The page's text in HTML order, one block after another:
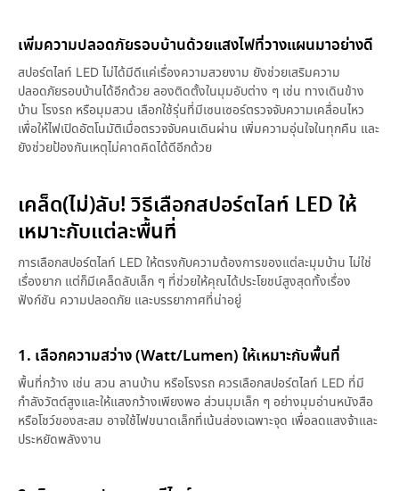
เพิ่มความปลอดภัยรอบบ้านด้วยแสงไฟที่วางแผนมาอย่างดี
สปอร์ตไลท์ LED ไม่ได้มีดีแค่เรื่องความสวยงาม ยังช่วยเสริมความ
ปลอดภัยรอบบ้านได้อีกด้วย ลองติดตั้งในมุมอับต่าง ๆ เช่น ทางเดินข้าง
บ้าน โรงรถ หรือมุมสวน เลือกใช้รุ่นที่มีเซนเซอร์ตรวจจับความเคลื่อนไหว
เพื่อให้ไฟเปิดอัตโนมัติเมื่อตรวจจับคนเดินผ่าน เพิ่มความอุ่นใจในทุกคืน และ
ยังช่วยป้องกันเหตุไม่คาดคิดได้ดีอีกด้วย
เคล็ด(ไม่)ลับ! วิธีเลือกสปอร์ตไลท์ LED ให้
เหมาะกับแต่ละพื้นที่
การเลือกสปอร์ตไลท์ LED ให้ตรงกับความต้องการของแต่ละมุมบ้าน ไม่ใช่
เรื่องยาก แต่ก็มีเคล็ดลับเล็ก ๆ ที่ช่วยให้คุณได้ประโยชน์สูงสุดทั้งเรื่อง
ฟังก์ชัน ความปลอดภัย และบรรยากาศที่น่าอยู่
1. เลือกความสว่าง (Watt/Lumen) ให้เหมาะกับพื้นที่
พื้นที่กว้าง เช่น สวน ลานบ้าน หรือโรงรถ ควรเลือกสปอร์ตไลท์ LED ที่มี
กำลังวัตต์สูงและให้แสงกว้างเพียงพอ ส่วนมุมเล็ก ๆ อย่างมุมอ่านหนังสือ
หรือโชว์ของสะสม อาจใช้ไฟขนาดเล็กที่เน้นส่องเฉพาะจุด เพื่อลดแสงจ้าและ
ประหยัดพลังงาน